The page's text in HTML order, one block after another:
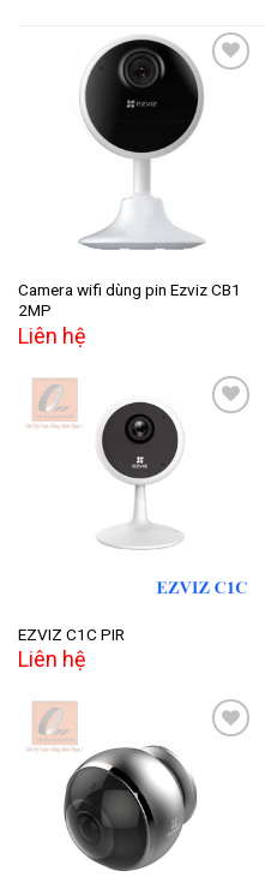
Add to
Camera wifi dùng pin Ezviz CB1
2MP
Liên hệ
EZVIZ C1C PIR
Liên hệ
wishlist